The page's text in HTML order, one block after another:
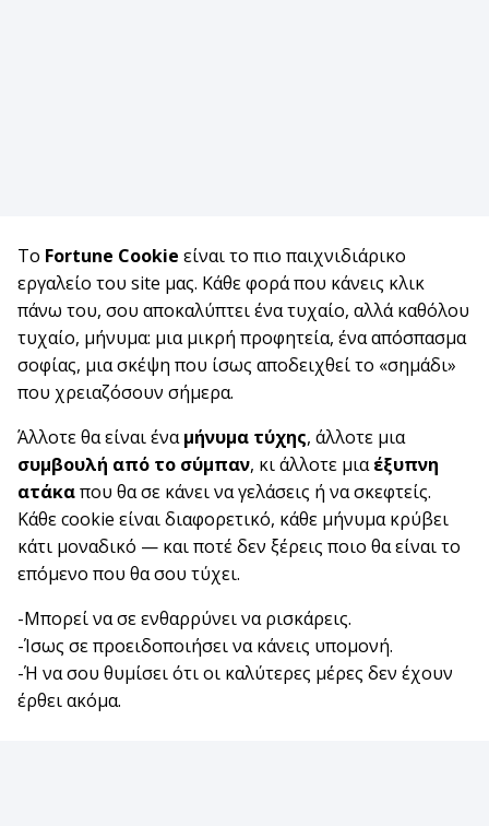
Το Fortune Cookie είναι το πιο παιχνιδιάρικο
εργαλείο του site μας. Κάθε φορά που κάνεις κλικ
πάνω του, σου αποκαλύπτει ένα τυχαίο, αλλά καθόλου
τυχαίο, μήνυμα: μια μικρή προφητεία, ένα απόσπασμα
σοφίας, μια σκέψη που ίσως αποδειχθεί το «σημάδι»
που χρειαζόσουν σήμερα.
Άλλοτε θα είναι έναμήνυμα τύχης, άλλοτε μια
συμβουλή από το σύμπαν, κι άλλοτε μιαέξυπνη
ατάκαπου θα σε κάνει να γελάσεις ή να σκεφτείς.
Κάθε cookie είναι διαφορετικό, κάθε μήνυμα κρύβει
κάτι μοναδικό — και ποτέ δεν ξέρεις ποιο θα είναι το
επόμενο που θα σου τύχει.
-Μπορεί να σε ενθαρρύνει να ρισκάρεις.
-Ίσως σε προειδοποιήσει να κάνεις υπομονή.
-Ή να σου θυμίσει ότι οι καλύτερες μέρες δεν έχουν
έρθει ακόμα.